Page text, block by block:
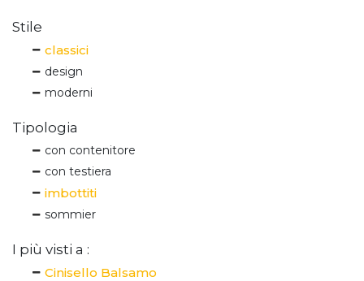
Stile
classici
design
moderni
Tipologia
con contenitore
con testiera
imbottiti
sommier
I più visti a :
Cinisello Balsamo